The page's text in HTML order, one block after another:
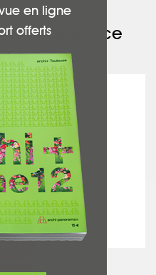
participé à ce
en ligne
offerts